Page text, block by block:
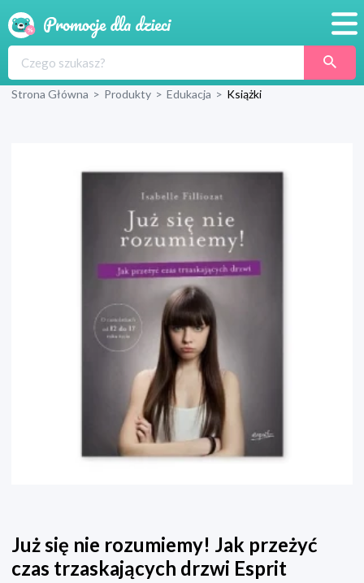
Produkty
Blog
Wyprawka
Strona Główna > Produkty > Edukacja > Książki
Już się nie rozumiemy! Jak przeżyć
czas trzaskających drzwi Esprit